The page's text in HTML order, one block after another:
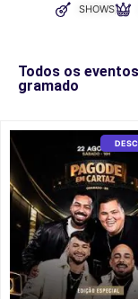
SHOWS
Todos os
gramado